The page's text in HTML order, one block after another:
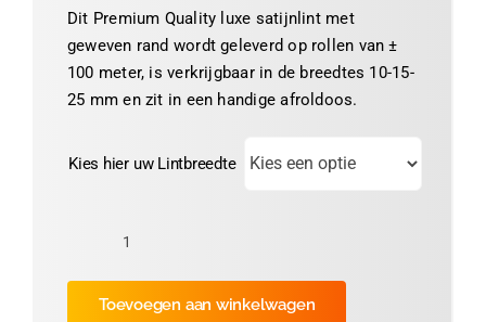
tot
€ 11,13
Dit Premium Quality luxe satijnlint met
geweven rand wordt geleverd op rollen van ±
100 meter, is verkrijgbaar in de breedtes 10-15-
25 mm en zit in een handige afroldoos.
Kies hier uw Lintbreedte
Luxe
Satijnlint
Roze-
Toevoegen aan winkelwagen